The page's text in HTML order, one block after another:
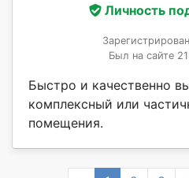
Личность
Был на сайте
Быстро и качественно
комплексный или
помещения.